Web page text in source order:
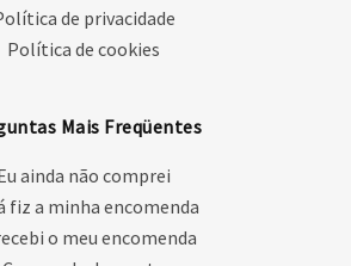
de privacidade
Política de cookies
Mais Freqüentes
ainda não comprei
fiz a minha encomenda
o meu encomenda